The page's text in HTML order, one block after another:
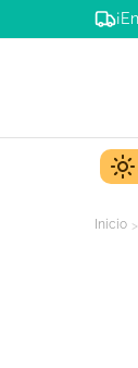
Inicio